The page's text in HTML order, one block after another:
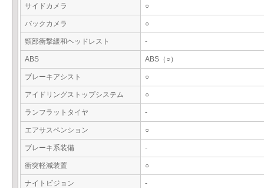
サイドカメラ ○
バックカメラ ○
頸部衝撃緩和ヘッドレスト -
ABS ABS（○）
ブレーキアシスト ○
アイドリングストップシステム ○
ランフラットタイヤ -
エアサスペンション ○
ブレーキ系装備 -
衝突軽減装置 ○
ナイトビジョン -